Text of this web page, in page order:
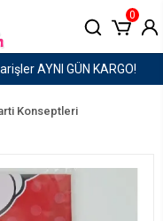
Üzeri Kargo Ücretsiz!
0
Konseptleri